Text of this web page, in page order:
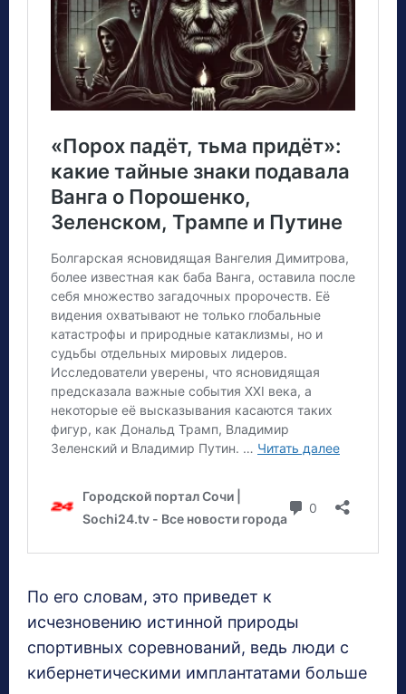
По его словам, это приведет к
исчезновению истинной природы
спортивных соревнований, ведь люди с
кибернетическими имплантатами больше